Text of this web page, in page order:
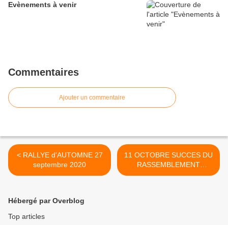
Evènements à venir
Commentaires
Ajouter un commentaire
< RALLYE d'AUTOMNE 27
septembre 2020
11 OCTOBRE SUCCES DU
RASSEMBLEMENT
MENSUEL >
Hébergé par Overblog
Top articles